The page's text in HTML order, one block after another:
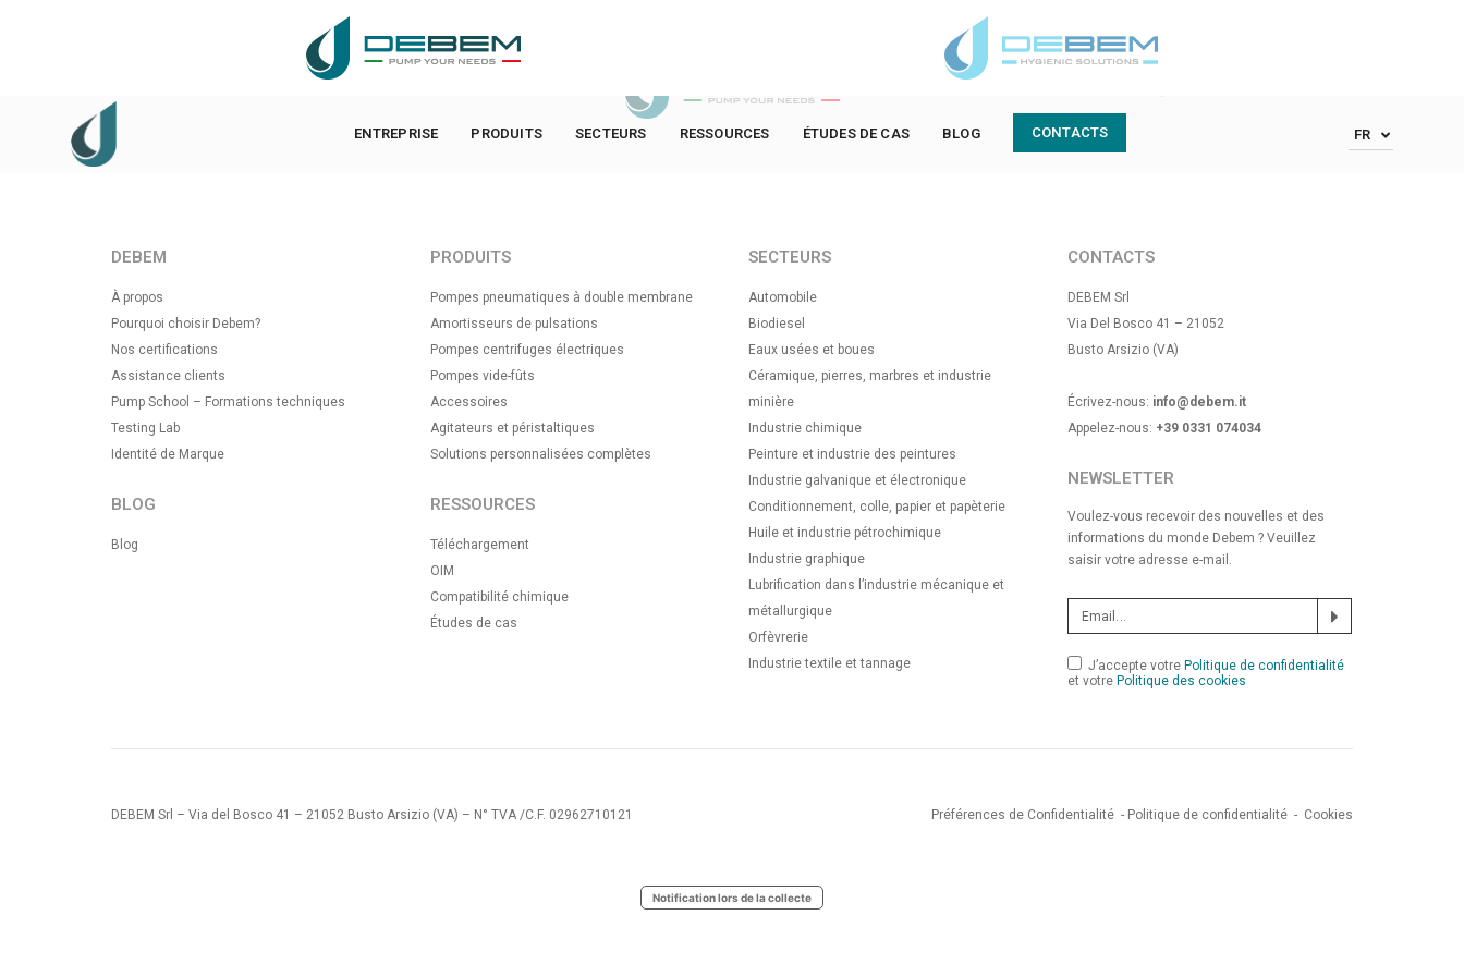
ENTREPRISE PRODUITS SECTEURS RESSOURCES ÉTUDES DE CAS BLOG CONTACTS FR
DEBEM
À propos
Pourquoi choisir Debem?
Nos certifications
Assistance clients
Pump School – Formations techniques
Testing Lab
Identité de Marque
BLOG
Blog
PRODUITS
Pompes pneumatiques à double membrane
Amortisseurs de pulsations
Pompes centrifuges électriques
Pompes vide-fûts
Accessoires
Agitateurs et péristaltiques
Solutions personnalisées complètes
RESSOURCES
Téléchargement
OIM
Compatibilité chimique
Études de cas
SECTEURS
Automobile
Biodiesel
Eaux usées et boues
Céramique, pierres, marbres et industrie
minière
Industrie chimique
Peinture et industrie des peintures
Industrie galvanique et électronique
Conditionnement, colle, papier et papèterie
Huile et industrie pétrochimique
Industrie graphique
Lubrification dans l’industrie mécanique et
métallurgique
Orfèvrerie
Industrie textile et tannage
CONTACTS
DEBEM Srl
Via Del Bosco 41 – 21052
Busto Arsizio (VA)
Écrivez-nous: info@debem.it
Appelez-nous: +39 0331 074034
NEWSLETTER
Voulez-vous recevoir des nouvelles et des
informations du monde Debem ? Veuillez
saisir votre adresse e-mail.
J’accepte votre Politique de confidentialité
et votre Politique des cookies
DEBEM Srl – Via del Bosco 41 – 21052 Busto Arsizio (VA) – N° TVA /C.F. 02962710121 Préférences de Confidentialité - Politique de confidentialité - Cookies
Notification lors de la collecte